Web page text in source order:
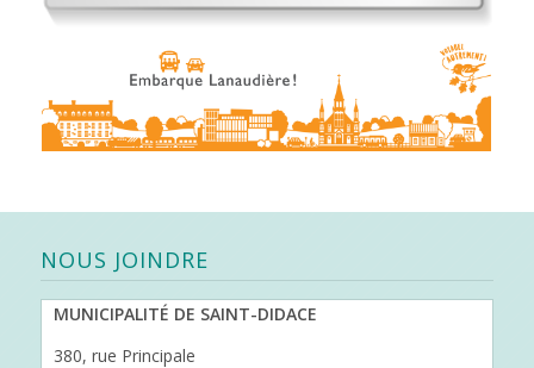
NOUS JOINDRE
MUNICIPALITÉ DE SAINT-DIDACE
380, rue Principale